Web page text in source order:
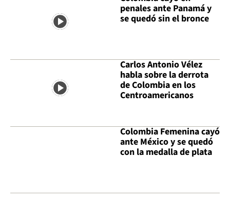
penales ante Panamá y
se quedó sin el bronce
Carlos Antonio Vélez
habla sobre la derrota
de Colombia en los
Centroamericanos
Colombia Femenina cayó
ante México y se quedó
con la medalla de plata